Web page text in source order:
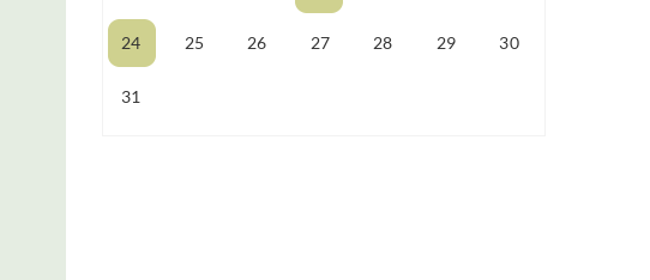
24 25 26 27 28 29 30
31